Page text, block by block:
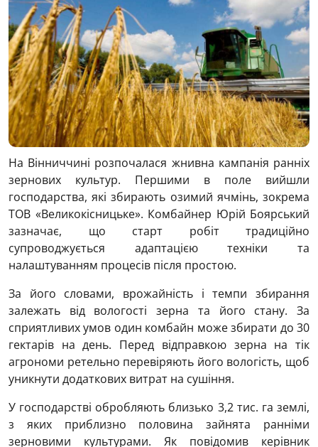
На Вінниччині розпочалася жнивна кампанія ранніх
зернових культур. Першими в поле вийшли
господарства, які збирають озимий ячмінь, зокрема
ТОВ «Великокісницьке». Комбайнер Юрій Боярський
зазначає, що старт робіт традиційно
супроводжується адаптацією техніки та
налаштуванням процесів після простою.
За його словами, врожайність і темпи збирання
залежать від вологості зерна та його стану. За
сприятливих умов один комбайн може збирати до 30
гектарів на день. Перед відправкою зерна на тік
агрономи ретельно перевіряють його вологість, щоб
уникнути додаткових витрат на сушіння.
У господарстві обробляють близько 3,2 тис. га землі,
з яких приблизно половина зайнята ранніми
зерновими культурами. Як повідомив керівник